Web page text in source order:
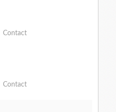
Contact
Contact